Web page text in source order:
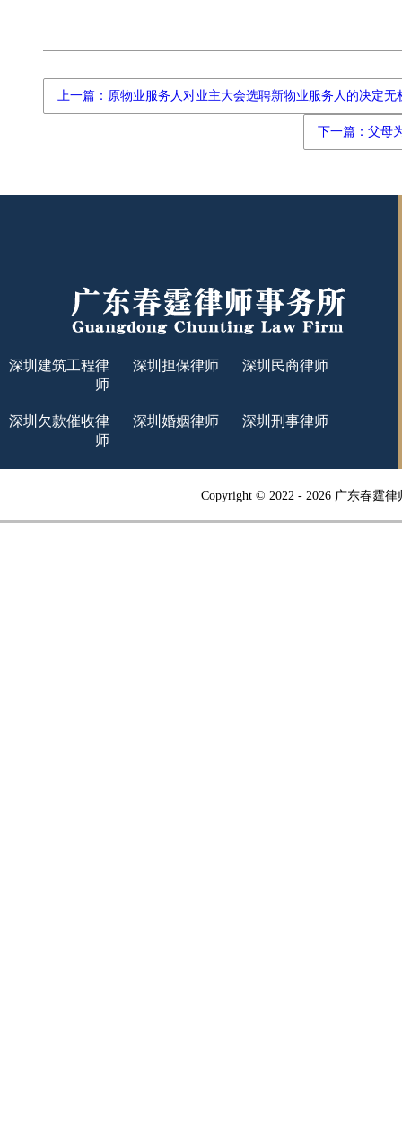
上一篇：原物业服务人对业主大会选聘新物业服务人的决定无
下一篇：父母
深圳建筑工程律
师
深圳担保律师 深圳民商律师
深圳欠款催收律
师
深圳婚姻律师 深圳刑事律师
Copyright © 2022 - 2026 广东春霆